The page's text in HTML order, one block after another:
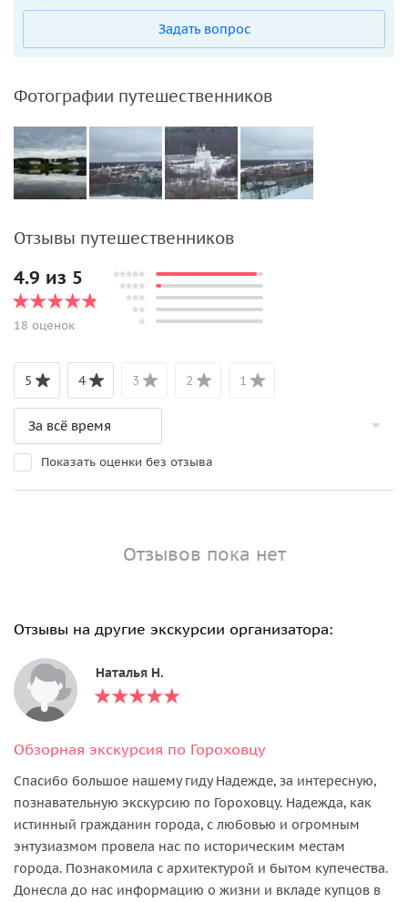
Задать вопрос
Фотографии путешественников
Отзывы путешественников
4.9 из 5
18 оценок
5 4 3 2 1
Показать оценки без отзыва
Отзывов пока нет
Отзывы на другие экскурсии организатора:
Наталья Н.
Обзорная экскурсия по Гороховцу
Спасибо большое нашему гиду Надежде, за интересную,
познавательную экскурсию по Гороховцу. Надежда, как
истинный гражданин города, с любовью и огромным
энтузиазмом провела нас по историческим местам
города. Познакомила с архитектурой и бытом купечества.
Донесла до нас информацию о жизни и вкладе купцов в